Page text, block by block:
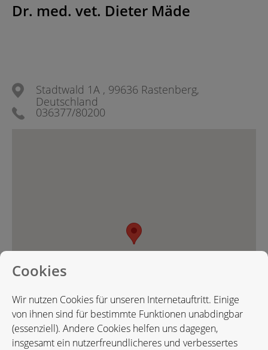
Dr. med. vet. Dieter Mäde
Stadtwald 1A , 99636 Rastenberg,
Deutschland
036377/80200
Cookies
Wir nutzen Cookies für unseren Internetauftritt. Einige
von ihnen sind für bestimmte Funktionen unabdingbar
(essenziell). Andere Cookies helfen uns dagegen,
insgesamt ein nutzerfreundlicheres und verbessertes